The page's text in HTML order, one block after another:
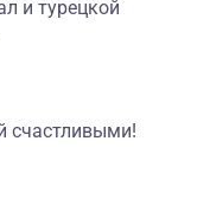
и турецкой
счастливыми!